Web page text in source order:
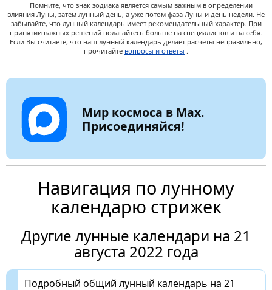
Помните, что знак зодиака является самым важным в определении
влияния Луны, затем лунный день, а уже потом фаза Луны и день недели. Не
забывайте, что лунный календарь имеет рекомендательный характер. При
принятии важных решений полагайтесь больше на специалистов и на себя.
Если Вы считаете, что наш лунный календарь делает расчеты неправильно,
прочитайте вопросы и ответы .
Мир космоса в Max.
Присоединяйся!
Навигация по лунному
календарю стрижек
Другие лунные календари на 21
августа 2022 года
Подробный общий лунный календарь на 21